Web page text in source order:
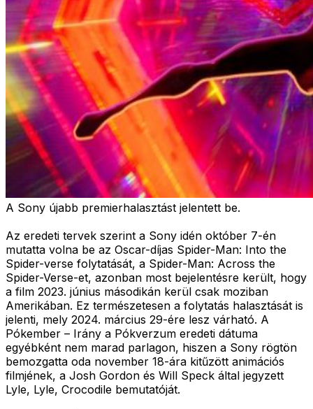
A Sony újabb premierhalasztást jelentett be.
Az eredeti tervek szerint a Sony idén október 7-én
mutatta volna be az Oscar-díjas Spider-Man: Into the
Spider-verse folytatását, a Spider-Man: Across the
Spider-Verse-et, azonban most bejelentésre került, hogy
a film 2023. június másodikán kerül csak moziban
Amerikában. Ez természetesen a folytatás halasztását is
jelenti, mely 2024. március 29-ére lesz várható. A
Pókember – Irány a Pókverzum eredeti dátuma
egyébként nem marad parlagon, hiszen a Sony rögtön
bemozgatta oda november 18-ára kitűzött animációs
filmjének, a Josh Gordon és Will Speck által jegyzett
Lyle, Lyle, Crocodile bemutatóját.